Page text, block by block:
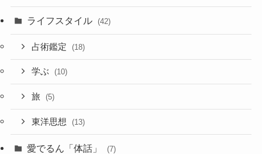
ライフスタイル (42)
占術鑑定 (18)
学ぶ (10)
旅 (5)
東洋思想 (13)
愛でるん「体話」 (7)